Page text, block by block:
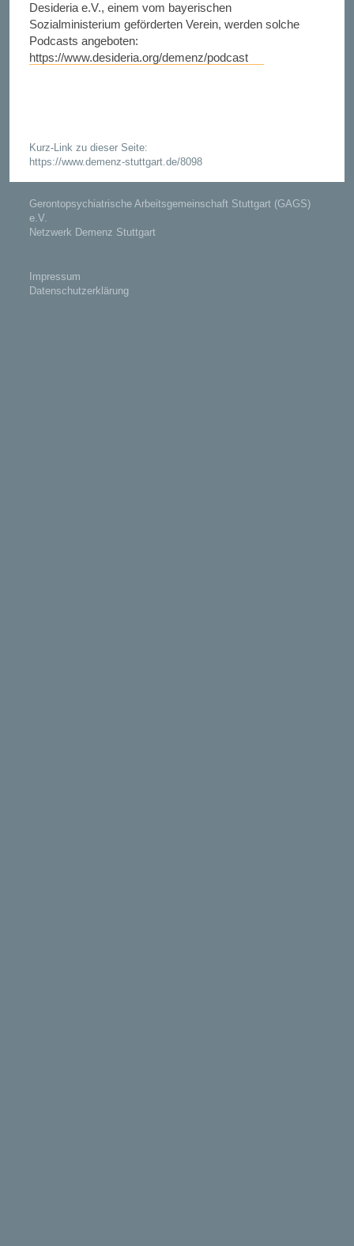
Desideria e.V., einem vom bayerischen
Sozialministerium geförderten Verein, werden solche
Podcasts angeboten:
https://www.desideria.org/demenz/podcast
Kurz-Link zu dieser Seite:
https://www.demenz-stuttgart.de/8098
Gerontopsychiatrische Arbeitsgemeinschaft Stuttgart (GAGS)
e.V.
Netzwerk Demenz Stuttgart
Impressum
Datenschutzerklärung